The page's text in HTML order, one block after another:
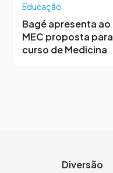
Educação
Bagé apresenta ao
MEC proposta para
curso de Medicina
Diversão